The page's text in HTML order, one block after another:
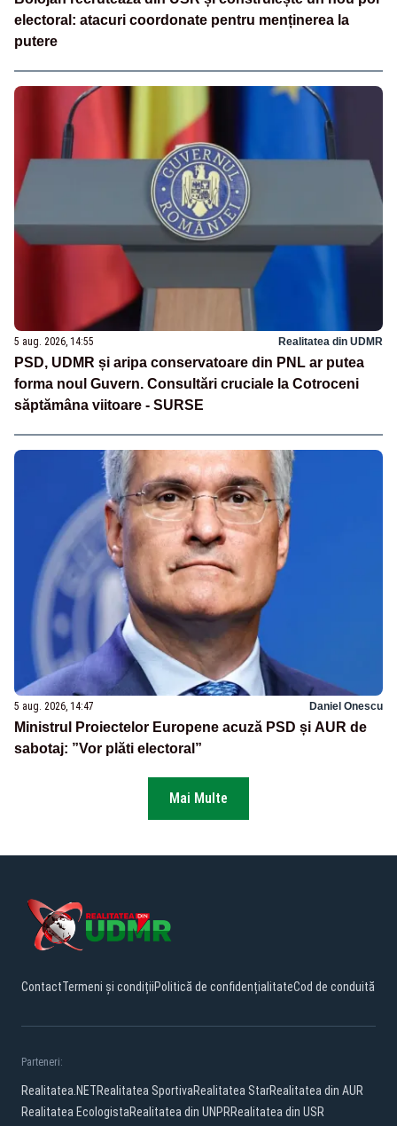
electoral: atacuri coordonate pentru menținerea la
putere
5 aug. 2026, 14:55 Realitatea din UDMR
PSD, UDMR și aripa conservatoare din PNL ar putea
forma noul Guvern. Consultări cruciale la Cotroceni
săptămâna viitoare - SURSE
5 aug. 2026, 14:47 Daniel Onescu
Ministrul Proiectelor Europene acuză PSD și AUR de
sabotaj: ”Vor plăti electoral”
Mai Multe
ContactTermeni și condițiiPolitică de confidențialitateCod de conduită
Parteneri:
Realitatea.NETRealitatea SportivaRealitatea StarRealitatea din AUR
Realitatea EcologistaRealitatea din UNPRRealitatea din USR